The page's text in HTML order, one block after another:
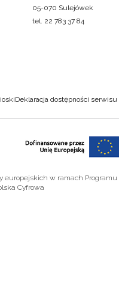
05-070 Sulejówek
tel. 22 783 37 84
Deklaracja dostępności serwisu
europejskich w ramach Programu
Cyfrowa